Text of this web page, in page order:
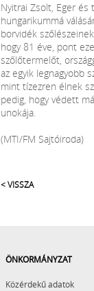
Nyitrai Zsolt, Eger és
hungarikummá
borvidék
hogy 81 éve, pont
szőlőtermelőt,
az egyik legnagyobb
mint tízezren élnek
pedig, hogy védett
unokája.
(MTI/FM Sajtóiroda)
< VISSZA
ÖNKORMÁNYZAT
Közérdekű adatok